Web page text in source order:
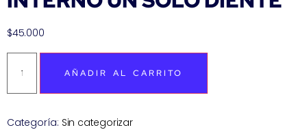
$45.000
AÑADIR AL CARRITO
Categoría: Sin categorizar